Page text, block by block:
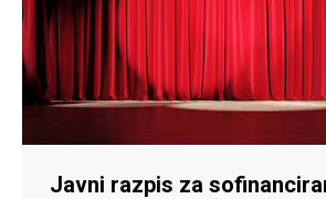
Javni razpis za